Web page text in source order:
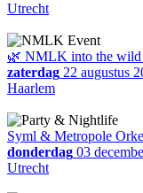
Utrecht
🌿 NMLK into the wild
zaterdag 22 augustus
Haarlem
Syml & Metropole
donderdag 03
Utrecht